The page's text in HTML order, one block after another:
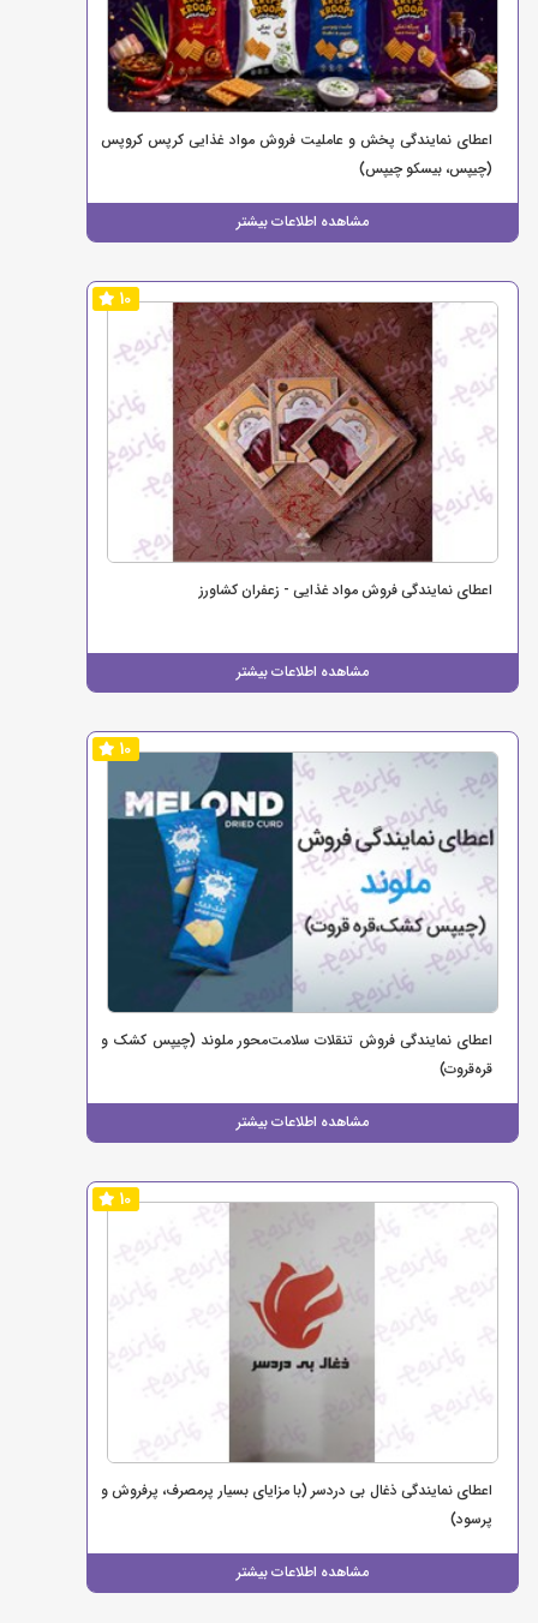
اعطای نمایندگی پخش و عاملیت فروش مواد غذایی کرپس کروپس
(چیپس، بیسکو چیپس)
مشاهده اطلاعات بیشتر
10
اعطای نمایندگی فروش مواد غذایی - زعفران کشاورز
مشاهده اطلاعات بیشتر
10
اعطای نمایندگی فروش تنقلات سلامت‌محور ملوند (چیپس کشک و
قره‌قروت)
مشاهده اطلاعات بیشتر
10
اعطای نمایندگی ذغال بی دردسر (با مزایای بسیار پرمصرف، پرفروش و
پرسود)
مشاهده اطلاعات بیشتر